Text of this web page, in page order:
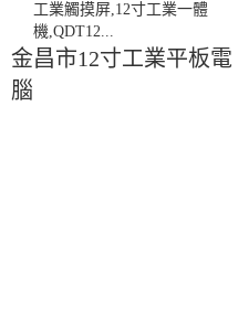
工業觸摸屏,12寸工業一體
機,QDT12...
金昌市12寸工業平板電
腦